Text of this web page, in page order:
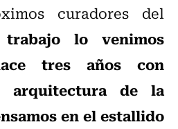
curadores del
trabajo lo venimos
tres años con
arquitectura de la
en el estallido